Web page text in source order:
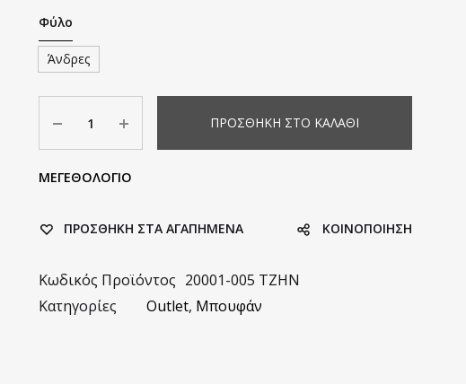
Φύλο
Άνδρες
ΠΡΟΣΘΉΚΗ ΣΤΟ ΚΑΛΆΘΙ
ΜΕΓΕΘΟΛΟΓΙΟ
ΠΡΟΣΘΗΚΗ ΣΤΑ ΑΓΑΠΗΜΈΝΑ KΟΙΝΟΠΟΊΗΣΗ
Κωδικός Προϊόντος 20001-005 TZHN
Κατηγορίες
Outlet, Μπουφάν